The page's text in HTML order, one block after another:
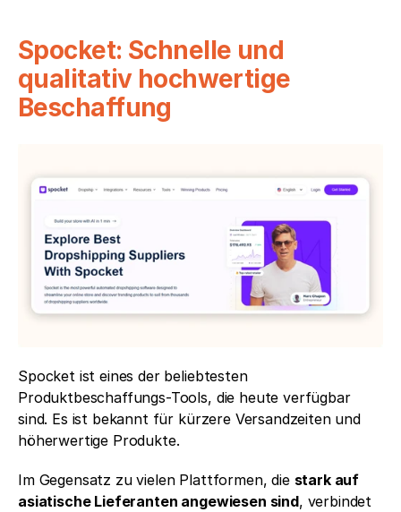
Spocket: Schnelle und
qualitativ hochwertige
Beschaffung
Spocket ist eines der beliebtesten
Produktbeschaffungs-Tools, die heute verfügbar
sind. Es ist bekannt für kürzere Versandzeiten und
höherwertige Produkte.
Im Gegensatz zu vielen Plattformen, die stark auf
asiatische Lieferanten angewiesen sind, verbindet